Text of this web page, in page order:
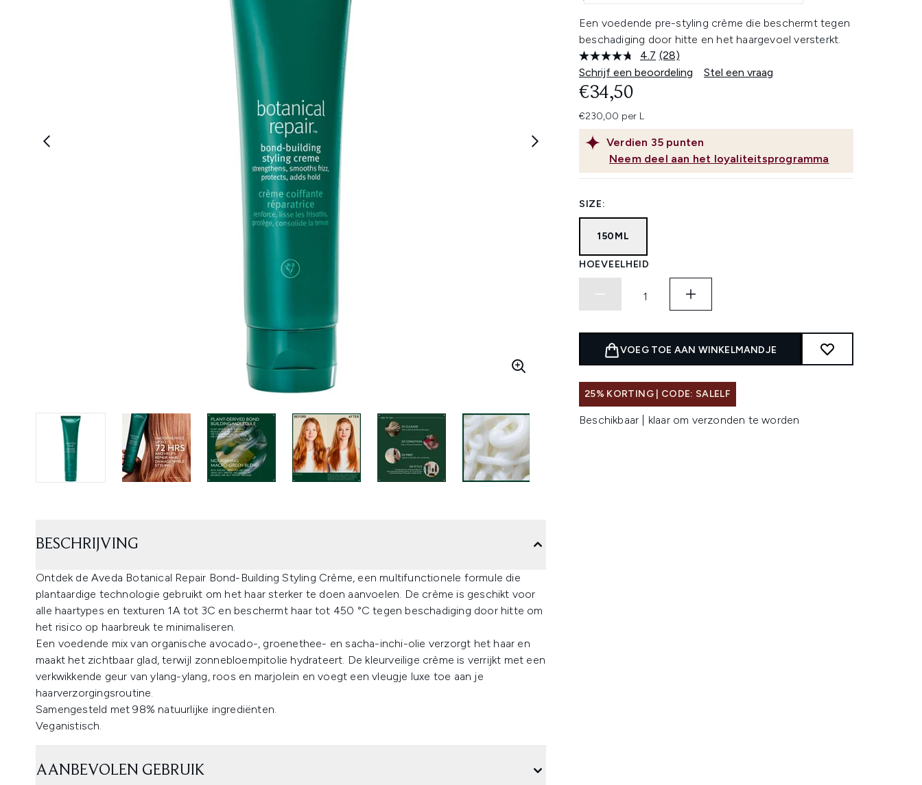
Een voedende pre-styling crème die beschermt tegen
beschadiging door hitte en het haargevoel versterkt.
4.7 Lees
28
beoordelingen.
(28)
Schrijf een beoordeling
Stel een vraag
Verdien 35 punten
Neem deel aan het loyaliteitsprogramma
€34,50
€230,00 per L
SIZE:
150ML
HOEVEELHEID
VOEG TOE AAN WINKELMANDJE
25% KORTING | CODE: SALELF
Beschikbaar | klaar om verzonden te worden
BESCHRIJVING
Ontdek de Aveda Botanical Repair Bond-Building Styling Crème, een multifunctionele formule die
plantaardige technologie gebruikt om het haar sterker te doen aanvoelen. De crème is geschikt voor
alle haartypes en texturen 1A tot 3C en beschermt haar tot 450 °C tegen beschadiging door hitte om
het risico op haarbreuk te minimaliseren.
Een voedende mix van organische avocado-, groenethee- en sacha-inchi-olie verzorgt het haar en
maakt het zichtbaar glad, terwijl zonnebloempitolie hydrateert. De kleurveilige crème is verrijkt met een
verkwikkende geur van ylang-ylang, roos en marjolein en voegt een vleugje luxe toe aan je
haarverzorgingsroutine.
Samengesteld met 98% natuurlijke ingrediënten.
Veganistisch.
AANBEVOLEN GEBRUIK